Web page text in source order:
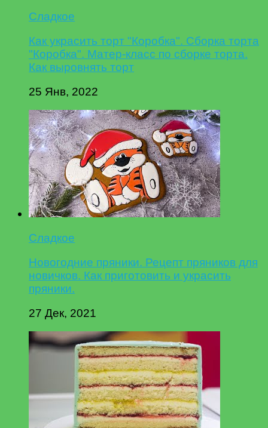
Сладкое
Как украсить торт "Коробка". Сборка торта
"Коробка". Матер-класс по сборке торта.
Как выровнять торт
25 Янв, 2022
Сладкое
Новогодние пряники. Рецепт пряников для
новичков. Как приготовить и украсить
пряники.
27 Дек, 2021